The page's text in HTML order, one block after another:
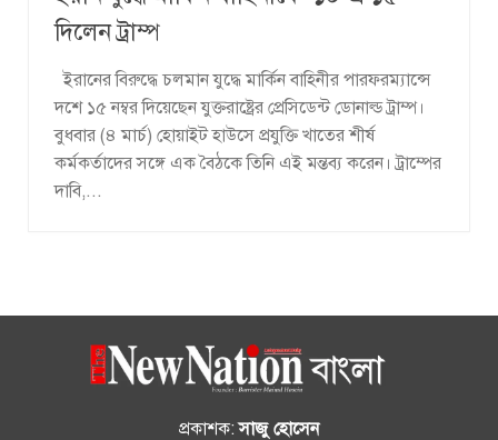
দিলেন ট্রাম্প
ইরানের বিরুদ্ধে চলমান যুদ্ধে মার্কিন বাহিনীর পারফরম্যান্সে
দশে ১৫ নম্বর দিয়েছেন যুক্তরাষ্ট্রের প্রেসিডেন্ট ডোনাল্ড ট্রাম্প।
বুধবার (৪ মার্চ) হোয়াইট হাউসে প্রযুক্তি খাতের শীর্ষ
কর্মকর্তাদের সঙ্গে এক বৈঠকে তিনি এই মন্তব্য করেন। ট্রাম্পের
দাবি,...
প্রকাশক:সাজু হোসেন